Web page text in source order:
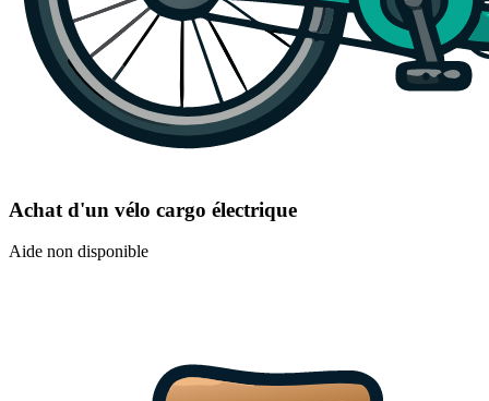
Achat d'un vélo cargo électrique
Aide non disponible